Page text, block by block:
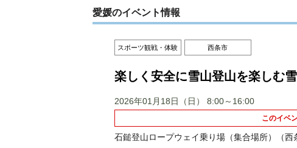
愛媛のイベント情報
スポーツ観戦・体験 西条市
楽しく安全に雪山登山を楽しむ
2026年01月18日（日） 8:00～16:00
このイベ
石鎚登山ロープウェイ乗り場（集合場所）（西